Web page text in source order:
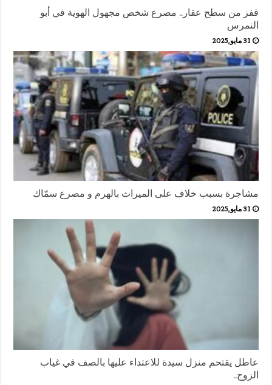
قفز من سطح عقار.. مصرع شخص مجهول الهوية في أبو
النمرس
31 مايو,2025
مشاجرة بسبب خلاف على الميراث بالهرم و مصرع سمّاك
31 مايو,2025
عاطل يقتحم منزل سيدة للاعتداء عليها بالصف في غياب
الزوج..